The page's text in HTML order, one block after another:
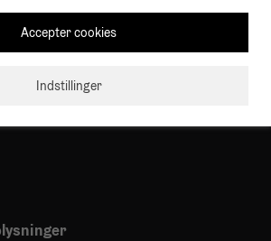
Indstillinger
Accepter cookies